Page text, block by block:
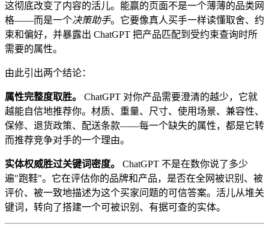
这彻底改变了内容的活儿。能赢的页面不是一个薄薄的品类网
格——而是一个决策助手。它要像真人买手一样读懂取舍、约
束和偏好，并暴露出 ChatGPT 把产品匹配到受约束查询时所
需要的属性。
由此引出两个结论：
属性完整度取胜。
ChatGPT 对你产品需要澄清的越少，它就
越能自信地推荐你。材质、重量、尺寸、使用场景、兼容性、
保修、退货政策、配送条款——每一个缺失的属性，都是它转
而推荐竞争对手的一个理由。
实体权威胜过关键词密度。
ChatGPT 不是在数你说了多少
遍"跑鞋"。它在评估你的品牌和产品，是否在全网被识别、被
评价、被一致地描述为这个买家问题的可信答案。活儿从堆关
键词，转向了搭建一个可被识别、有据可查的实体。